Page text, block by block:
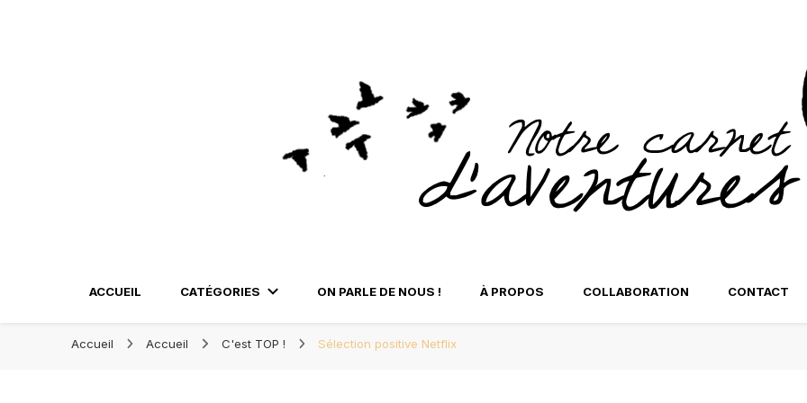
ACCUEIL CATÉGORIES ON PARLE DE NOUS ! À PROPOS COLLABORATION CONTACT
Accueil Accueil C'est TOP ! Sélection positive Netflix